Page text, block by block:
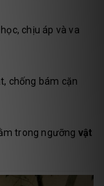
chịu áp và va
chống bám cặn
trong ngưỡng vật